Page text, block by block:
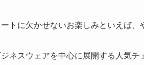
トに欠かせないお楽しみといえば、
ネスウェアを中心に展開する人気